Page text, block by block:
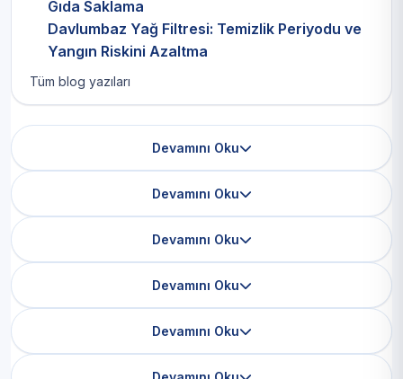
Gıda Saklama
Davlumbaz Yağ Filtresi: Temizlik Periyodu ve
Yangın Riskini Azaltma
Tüm blog yazıları
Devamını Oku
Devamını Oku
Devamını Oku
Devamını Oku
Devamını Oku